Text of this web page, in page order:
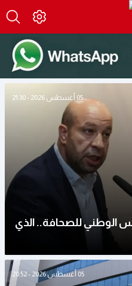
05 أغسطس 2026 - 21:30
الوطني للصحافة.. الذي
05 أغسطس 2026 - 20:52